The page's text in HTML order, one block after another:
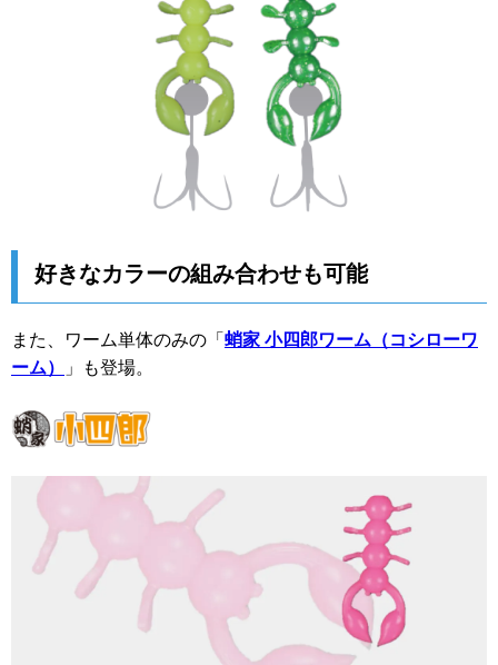
好きなカラーの組み合わせも可能
また、ワーム単体のみの「 蛸家 小四郎ワーム（コシローワ
ーム）
」も登場。